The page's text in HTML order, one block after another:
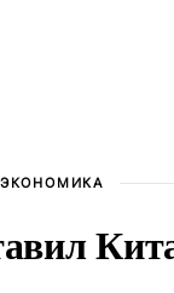
ЭКОНОМИКА